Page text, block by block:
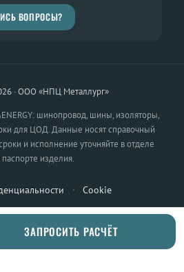
ВОПРОСЫ?
· ООО «НПЦ Металлург»
шинопровод, шины, изоляторы,
для ЦОД. Данные носят справочный
и исполнение уточняйте в отделе
изделия.
· Cookie
ЗАПРОСИТЬ РАСЧЁТ